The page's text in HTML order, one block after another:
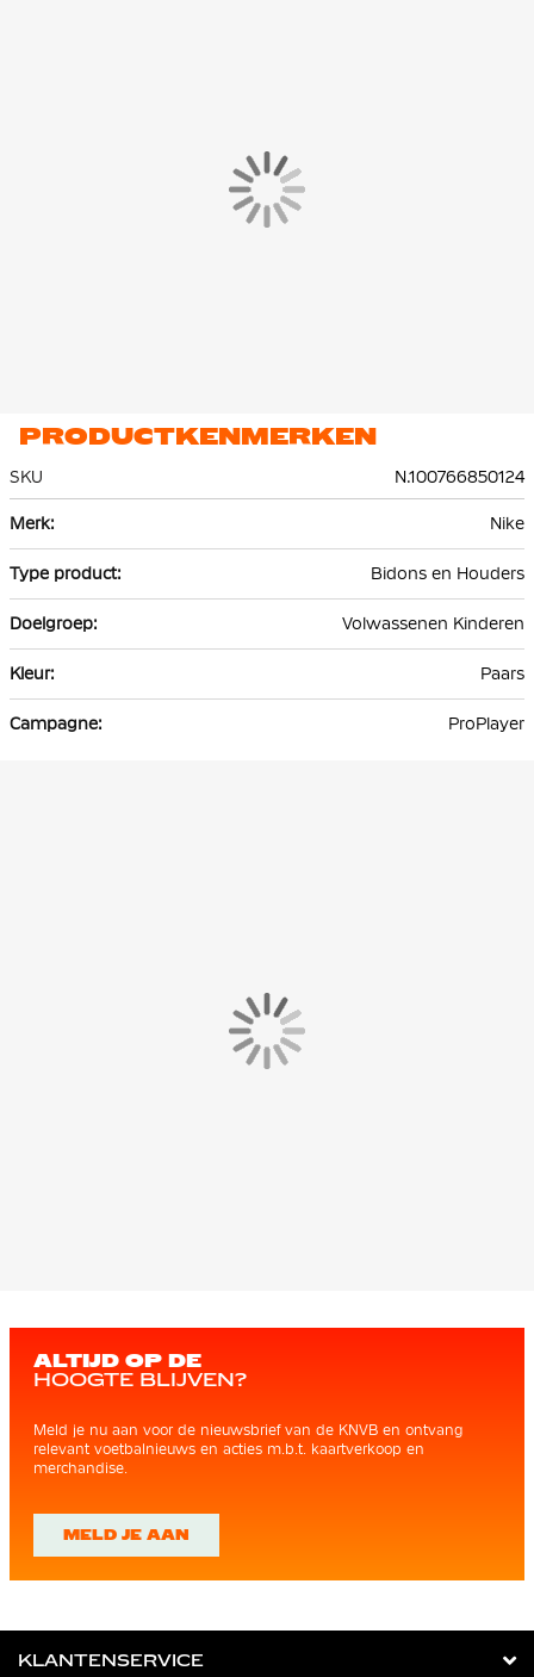
PRODUCTKENMERKEN
SKU
N.100766850124
informatie
Nike
Bidons en Houders
Volwassenen Kinderen
Paars
ProPlayer
ALTIJD OP DE
HOOGTE BLIJVEN?
Meld je nu aan voor de nieuwsbrief van de KNVB en ontvang
relevant voetbalnieuws en acties m.b.t. kaartverkoop en
merchandise.
MELD JE AAN
KLANTENSERVICE